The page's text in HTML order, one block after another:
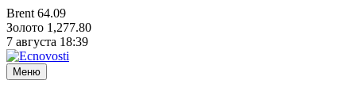
Brent 64.09
Золото 1,277.80
7 августа 18:39
Меню